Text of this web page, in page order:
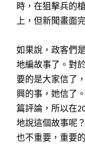
時，在狙擊兵的
上，但新聞畫面
如果說，政客們
地編故事了。對
要的是大家信了
興的事，她信了
篇評論，所以在
地說這個故事呢
也不重要，重要